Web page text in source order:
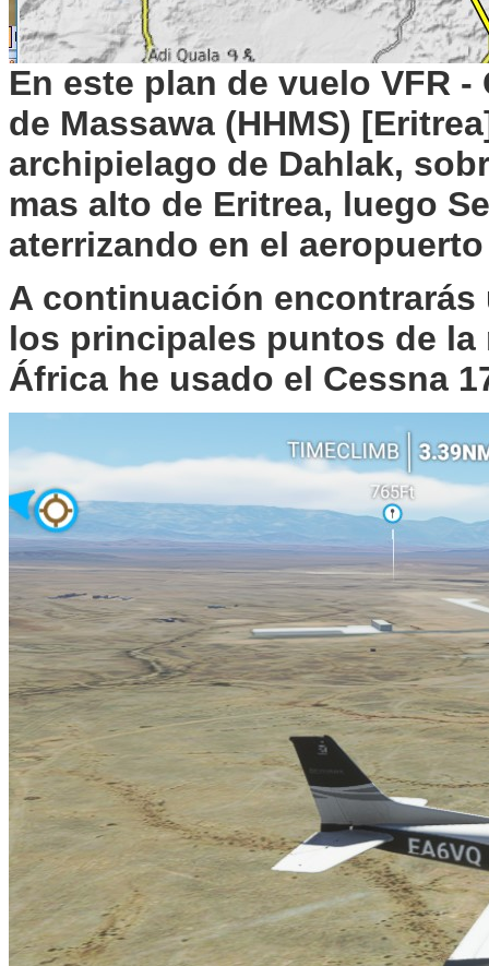
En este plan de vuelo VFR
de Massawa (HHMS)
archipielago de Dahlak,
mas alto de Eritrea, luego
aterrizando en el
A continuación
los principales puntos de la
África he usado el Cessna